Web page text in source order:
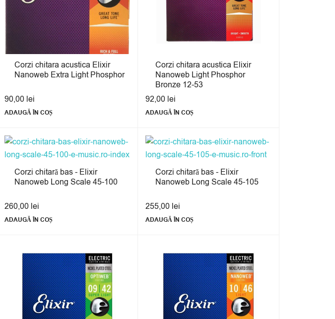
Corzi chitara acustica Elixir
Nanoweb Extra Light Phosphor
90,00 lei
ADAUGĂ ÎN COȘ
Corzi chitara acustica Elixir
Nanoweb Light Phosphor
Bronze 12-53
92,00 lei
ADAUGĂ ÎN COȘ
Corzi chitară bas - Elixir
Nanoweb Long Scale 45-100
260,00 lei
ADAUGĂ ÎN COȘ
Corzi chitară bas - Elixir
Nanoweb Long Scale 45-105
255,00 lei
ADAUGĂ ÎN COȘ